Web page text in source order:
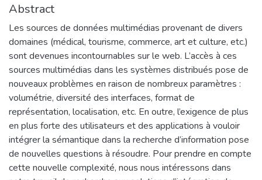
Abstract
Les sources de données multimédias provenant de divers
domaines (médical, tourisme, commerce, art et culture, etc.)
sont devenues incontournables sur le web. L’accès à ces
sources multimédias dans les systèmes distribués pose de
nouveaux problèmes en raison de nombreux paramètres :
volumétrie, diversité des interfaces, format de
représentation, localisation, etc. En outre, l’exigence de plus
en plus forte des utilisateurs et des applications à vouloir
intégrer la sémantique dans la recherche d’information pose
de nouvelles questions à résoudre. Pour prendre en compte
cette nouvelle complexité, nous nous intéressons dans